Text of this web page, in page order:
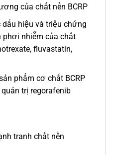
của chất nền BCRP
dấu hiệu và triệu chứng
phơi nhiễm của chất
fluvastatin,
phẩm cơ chất BCRP
trị regorafenib
tranh chất nền